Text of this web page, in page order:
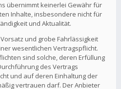
übernimmt keinerlei Gewähr für
Inhalte, insbesondere nicht für
und Aktualität.
und grobe Fahrlässigkeit
wesentlichen Vertragspflicht.
sind solche, deren Erfüllung
des Vertrags
und auf deren Einhaltung der
vertrauen darf. Der Anbieter